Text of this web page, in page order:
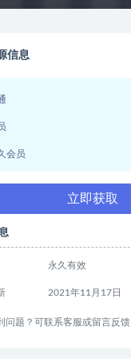
信息
会员
立即获取
永久有效
2021年11月17日
问题？可联系客服或留言反馈